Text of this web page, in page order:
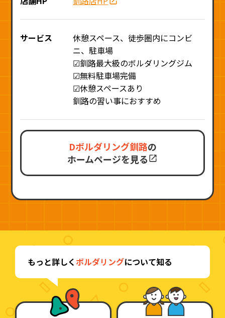
サービス
休憩スペース、徒歩圏内にコンビ
ニ、駐車場
☑釧路最大級のボルダリングジム
☑無料駐車場完備
☑休憩スペースあり
釧路の習い事におすすめ
Dボルダリング釧路の
ホームページを見る
もっと詳しく ボルダリングについて知る